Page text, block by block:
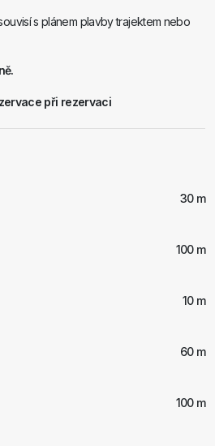
s plánem plavby trajektem nebo
při rezervaci
30 m
100 m
10 m
60 m
100 m